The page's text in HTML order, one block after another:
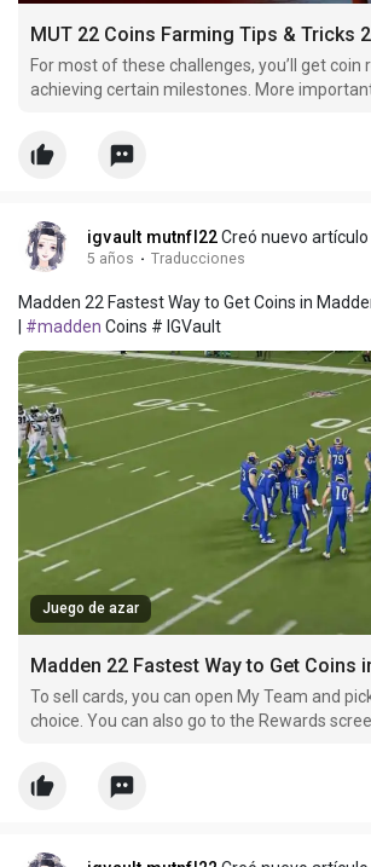
MUT 22 Coins Farming Tips & Tricks
For most of these challenges, you’ll get coin
achieving certain milestones. More
auctionable players.
igvault mutnfl22Creó nuevo artículo
5 años · Traducciones
Madden 22 Fastest Way to Get Coins in
#madden Coins # IGVault
Juego de azar
To sell cards, you can open My Team and
choice. You can also go to the Rewards